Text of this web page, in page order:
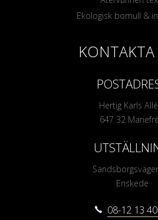
Ekologisk bomull &
KONTAKTA
Hertig Karls
647 32
Enskede
08-12 13